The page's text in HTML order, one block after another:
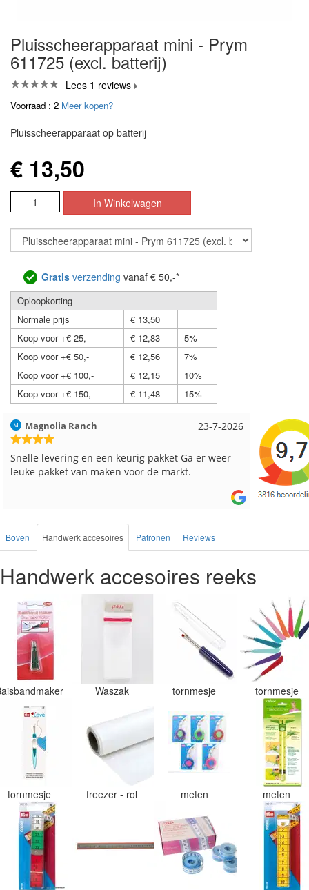
Pluisscheerapparaat mini - Prym
611725 (excl. batterij)
Lees 1 reviews
Voorraad : 2 Meer kopen?
Pluisscheerapparaat op batterij
€ 13,50
Gratis verzending vanaf € 50,-*
Oploopkorting
Normale prijs
€ 13,50
Koop voor +€ 25,-
€ 12,83
5%
Koop voor +€ 50,-
€ 12,56
7%
Koop voor +€ 100,-
€ 12,15
10%
Koop voor +€ 150,-
€ 11,48 15%
17-7-2026
Hilde uit Loyers
Reeds meerdere keren breigaren en breinaalden
besteld, altijd heel tevreden over de service.
Loes uit
Snelle
Boven Handwerk accesoires Patronen Reviews
Handwerk accesoires reeks
Waszak tornmesje tornmesje
tornmesje freezer - rol meten meten